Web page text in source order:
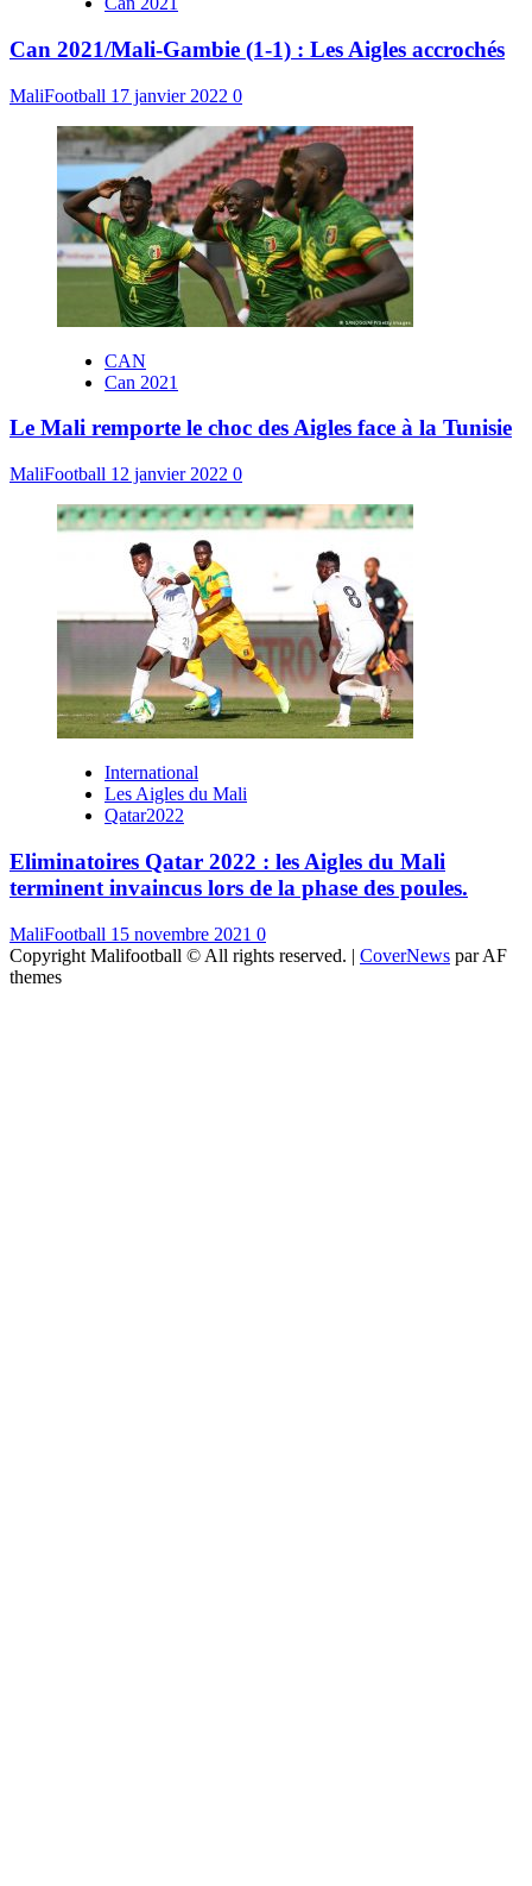
Can 2021/Mali-Gambie (1-1) : Les Aigles accrochés
MaliFootball 17 janvier 2022 0
CAN
Can 2021
Le Mali remporte le choc des Aigles face à la Tunisie
MaliFootball 12 janvier 2022 0
International
Les Aigles du Mali
Qatar2022
Eliminatoires Qatar 2022 : les Aigles du Mali
terminent invaincus lors de la phase des poules.
MaliFootball 15 novembre 2021 0
Copyright Malifootball © All rights reserved. | CoverNews par AF
themes